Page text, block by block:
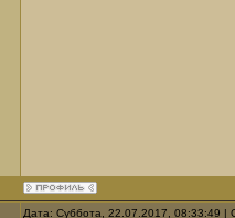
Дата: Суббота, 22.07.2017, 08:33:49